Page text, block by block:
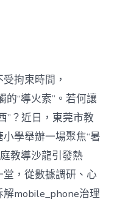
治
理
難
題？
讓
mobilJIUYI
俱
意
空
間
設
拘束時間，
“導火索”。若何讓
”？近日，東莞市教
小學舉辦一場聚焦“暑
教導沙龍引發熱
，從數據調研、心
mobile_phone治理